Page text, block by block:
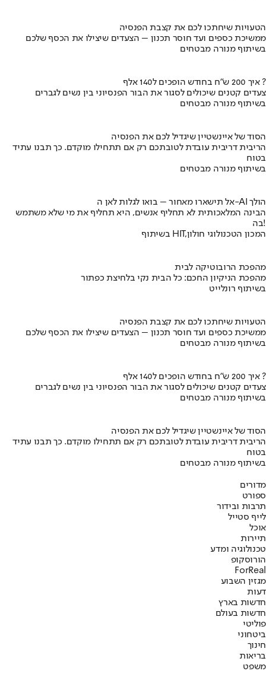
הטעויות שיחתכו לכם את קצבת הפנסיה
ממשיכת כספים ועד חוסר תכנון – הצעדים שיצילו את הכסף שלכם
בשיתוף מנורה מבטחים
איך 200 ש"ח בחודש הופכים ל140 אלף ?
צעדים קטנים שיכולים לסגור את הבור הפנסיוני בין נשים לגברים
בשיתוף מנורה מבטחים
הסוד של איינשטיין שיגדיל לכם את הפנסיה
הריבית דריבית עובדת לטובתכם רק אם תתחילו מוקדם. כך תבנו עתיד
בטוח
בשיתוף מנורה מבטחים
אל תישארו מאחור – בואו לגלות לאן ה-AI הולך
הבינה המלאכותית לא תחליף אנשים, היא תחליף את מי שלא משתמש
בה!
בשיתוף HIT,המכון הטכנולוגי חולון
מהפכת הרובוטיקה לבית
מהפכת הניקיון החכם: כל הבית נקי בלחיצת כפתור
בשיתוף רונלייט
הטעויות שיחתכו לכם את קצבת הפנסיה
ממשיכת כספים ועד חוסר תכנון – הצעדים שיצילו את הכסף שלכם
בשיתוף מנורה מבטחים
איך 200 ש"ח בחודש הופכים ל140 אלף ?
צעדים קטנים שיכולים לסגור את הבור הפנסיוני בין נשים לגברים
בשיתוף מנורה מבטחים
הסוד של איינשטיין שיגדיל לכם את הפנסיה
הריבית דריבית עובדת לטובתכם רק אם תתחילו מוקדם. כך תבנו עתיד
בטוח
בשיתוף מנורה מבטחים
מדורים
ספורט
תרבות ובידור
לייף סטייל
אוכל
תיירות
טכנולוגיה ומדע
הורוסקופ
ForReal
מגזין השבוע
דעות
חדשות בארץ
חדשות בעולם
פוליטי
ביטחוני
חינוך
בריאות
משפט